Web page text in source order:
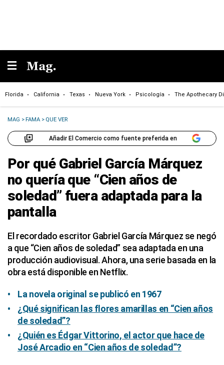
Florida California Texas Nueva York Psicología The Apothecary
MAG >FAMA > QUE VER
Añadir El Comercio como fuente preferida en
Por qué Gabriel García Márquez
no quería que “Cien años de
soledad” fuera adaptada para la
pantalla
El recordado escritor Gabriel García Márquez se negó
a que “Cien años de soledad” sea adaptada en una
producción audiovisual. Ahora, una serie basada en la
obra está disponible en Netflix.
La novela original se publicó en 1967
¿Qué significan las flores amarillas en “Cien años
de soledad”?
¿Quién es Édgar Vittorino, el actor que hace de
José Arcadio en “Cien años de soledad”?